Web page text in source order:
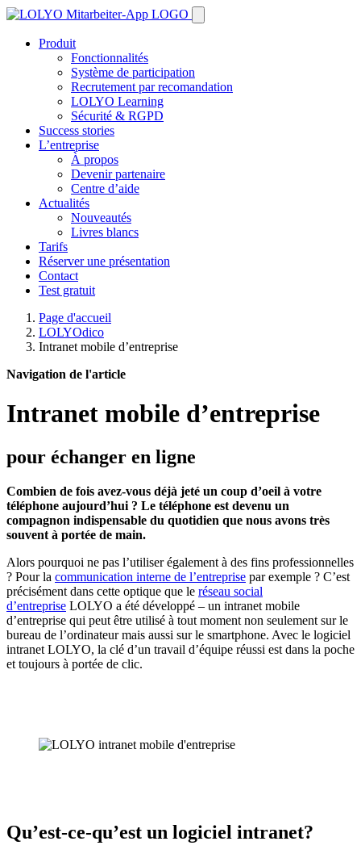
Produit
Fonctionnalités
Système de participation
Recrutement par recomandation
LOLYO Learning
Sécurité & RGPD
Success stories
L’entreprise
À propos
Devenir partenaire
Centre d’aide
Actualités
Nouveautés
Livres blancs
Tarifs
Réserver une présentation
Contact
Test gratuit
Page d'accueil
LOLYOdico
Intranet mobile d’entreprise
Navigation de l'article
Intranet mobile d’entreprise
pour échanger en ligne
Combien de fois avez-vous déjà jeté un coup d’oeil à votre
téléphone aujourd’hui ? Le téléphone est devenu un
compagnon indispensable du quotidien que nous avons très
souvent à portée de main.
Alors pourquoi ne pas l’utiliser également à des fins professionnelles
? Pour la communication interne de l’entreprise par exemple ? C’est
précisément dans cette optique que le réseau social
d’entreprise LOLYO a été développé – un intranet mobile
d’entreprise qui peut être utilisé à tout moment non seulement sur le
bureau de l’ordinateur mais aussi sur le smartphone. Avec le logiciel
intranet LOLYO, la clé d’un travail d’équipe réussi est dans la poche
et toujours à portée de clic.
Qu’est-ce-qu’est un logiciel intranet?